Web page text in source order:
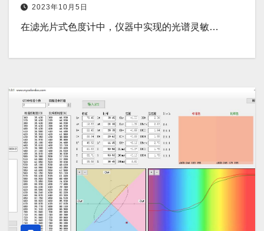
2023年10月5日
在滤光片式色度计中，仪器中实现的光谱灵敏…